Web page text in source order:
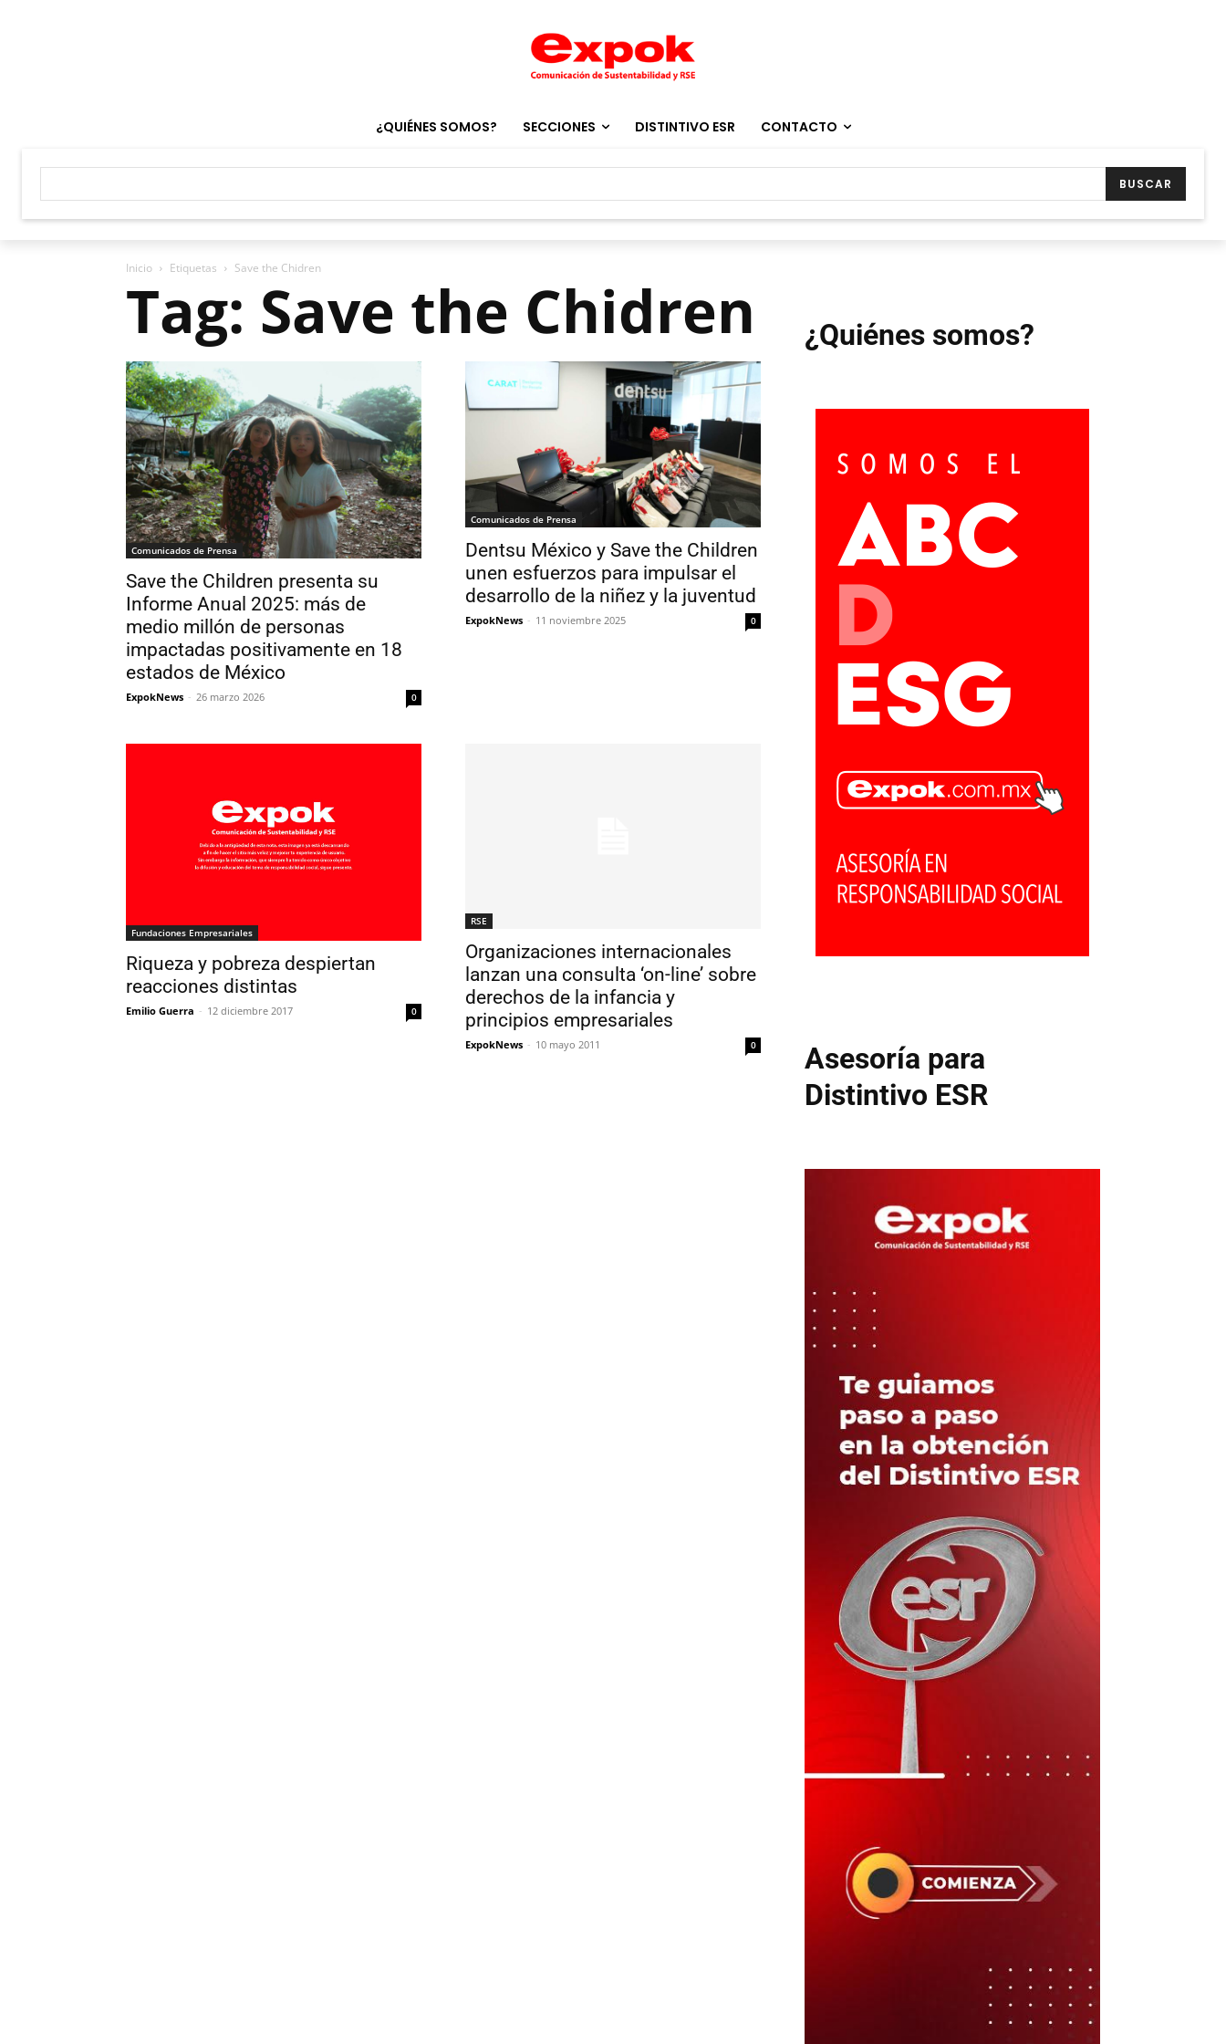
¿QUIÉNES SOMOS? SECCIONES DISTINTIVO ESR CONTACTO
BUSCAR
Inicio Etiquetas Save the Chidren
Tag: Save the Chidren
Comunicados de Prensa
Save the Children presenta su
Informe Anual 2025: más de
medio millón de personas
impactadas positivamente en 18
estados de México
ExpokNews - 26 marzo 2026 0
Comunicados de Prensa
Dentsu México y Save the Children
unen esfuerzos para impulsar el
desarrollo de la niñez y la juventud
ExpokNews - 11 noviembre 2025 0
Fundaciones Empresariales
Riqueza y pobreza despiertan
reacciones distintas
Emilio Guerra - 12 diciembre 2017 0
RSE
Organizaciones internacionales
lanzan una consulta ‘on-line’ sobre
derechos de la infancia y
principios empresariales
ExpokNews - 10 mayo 2011 0
¿Quiénes somos?
Asesoría para
Distintivo ESR